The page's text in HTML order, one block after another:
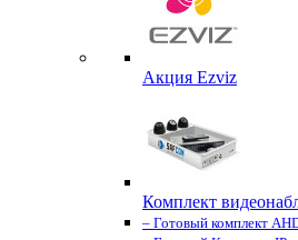
Акция Ezviz
Комплект
– Готовый комплект